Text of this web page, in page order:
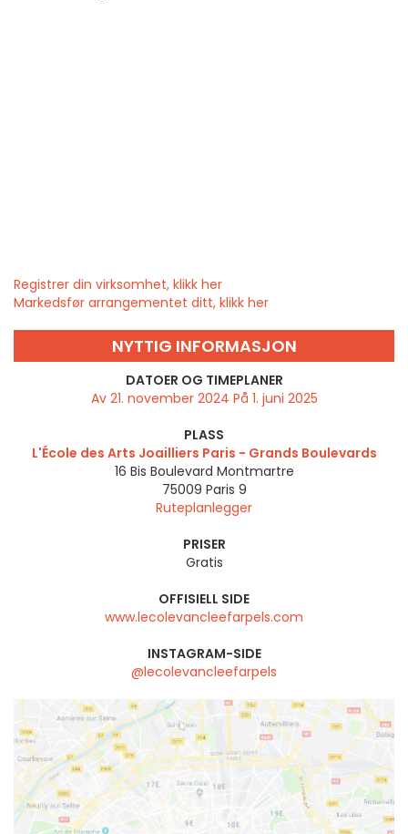
Registrer din virksomhet, klikk her
Markedsfør arrangementet ditt, klikk her
NYTTIG INFORMASJON
DATOER OG TIMEPLANER
Av 21. november 2024 På 1. juni 2025
PLASS
L'École des Arts Joailliers Paris - Grands Boulevards
16 Bis Boulevard Montmartre
75009 Paris 9
Ruteplanlegger
PRISER
Gratis
OFFISIELL SIDE
www.lecolevancleefarpels.com
INSTAGRAM-SIDE
@lecolevancleefarpels